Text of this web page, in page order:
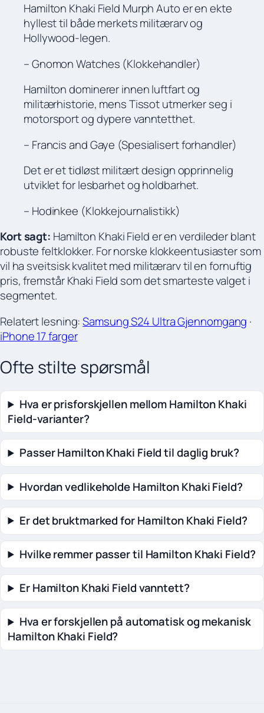
Hamilton Khaki Field Murph Auto er en ekte
hyllest til både merkets militærarv og
Hollywood-legen.
– Gnomon Watches (Klokkehandler)
Hamilton dominerer innen luftfart og
militærhistorie, mens Tissot utmerker seg i
motorsport og dypere vanntetthet.
– Francis and Gaye (Spesialisert forhandler)
Det er et tidløst militært design opprinnelig
utviklet for lesbarhet og holdbarhet.
– Hodinkee (Klokkejournalistikk)
Kort sagt: Hamilton Khaki Field er en verdileder blant
robuste feltklokker. For norske klokkeentusiaster som
vil ha sveitsisk kvalitet med militærarv til en fornuftig
pris, fremstår Khaki Field som det smarteste valget i
segmentet.
Relatert lesning:Samsung S24 Ultra Gjennomgang ·
iPhone 17 farger
Ofte stilte spørsmål
Hva er prisforskjellen mellom Hamilton Khaki
Field-varianter?
Passer Hamilton Khaki Field til daglig bruk?
Hvordan vedlikeholde Hamilton Khaki Field?
Er det bruktmarked for Hamilton Khaki Field?
Hvilke remmer passer til Hamilton Khaki Field?
Er Hamilton Khaki Field vanntett?
Hva er forskjellen på automatisk og mekanisk
Hamilton Khaki Field?